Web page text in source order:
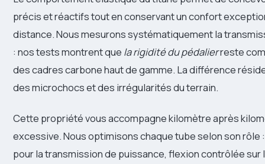
précis et réactifs tout en conservant un confort
distance. Nous mesurons systématiquement la
: nos tests montrent que la rigidité du pédalierreste
des cadres carbone haut de gamme. La différence
des microchocs et des irrégularités du terrain.
Cette propriété vous accompagne kilomètre après
excessive. Nous optimisons chaque tube selon son rôle
pour la transmission de puissance, flexion contrôlée sur